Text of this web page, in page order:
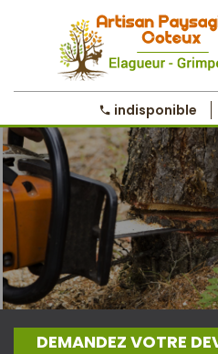
indisponible
DEMANDEZ VOTRE